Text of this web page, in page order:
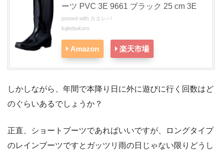
ーツ PVC 3E 9661 ブラック 25 cm 3E
posted with カエレバ
fujitebukuro
Amazon 楽天市場
しかしながら、年間で本降り日に外に遊びに行く回数はど
のぐらいあるでしょうか？
正直、ショートブーツであればいいですが、ロングタイプ
のレインブーツですとガッツリ雨の日じゃない限りどうし